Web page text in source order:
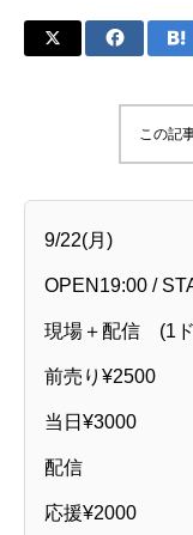
この記
9/22(月)
OPEN19:00 /
現場＋配信 (1
前売り¥2500
当日¥3000
配信
応援¥2000